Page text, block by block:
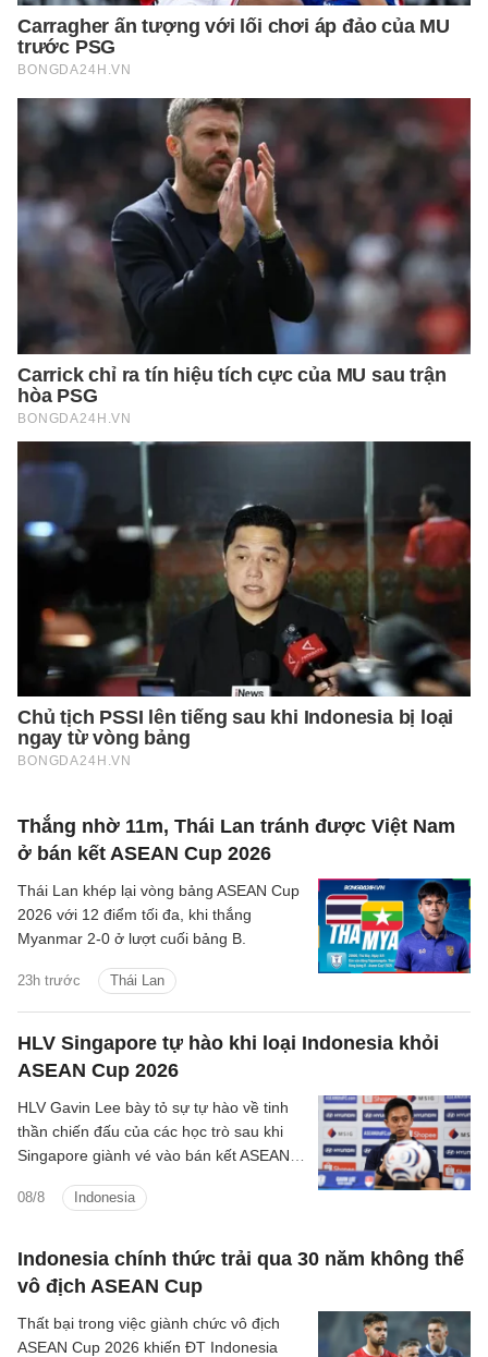
Thắng nhờ 11m, Thái Lan tránh được Việt Nam
ở bán kết ASEAN Cup 2026
23h trước Thái Lan
Thái Lan khép lại vòng bảng ASEAN Cup
2026 với 12 điểm tối đa, khi thắng
Myanmar 2-0 ở lượt cuối bảng B.
HLV Singapore tự hào khi loại Indonesia khỏi
ASEAN Cup 2026
08/8 Indonesia
HLV Gavin Lee bày tỏ sự tự hào về tinh
thần chiến đấu của các học trò sau khi
Singapore giành vé vào bán kết ASEAN
loại ngay từ vòng bảng.
Indonesia chính thức trải qua 30 năm không thể
vô địch ASEAN Cup
Thất bại trong việc giành chức vô địch
ASEAN Cup 2026 khiến ĐT Indonesia